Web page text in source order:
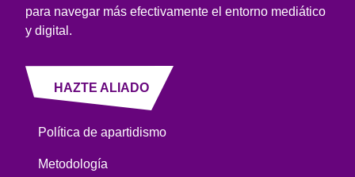
para navegar más efectivamente el entorno mediático
y digital.
HAZTE ALIADO
Política de apartidismo
Metodología